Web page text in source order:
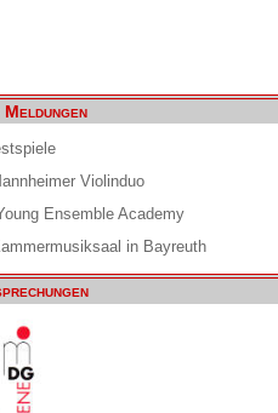
Violinduo
Ensemble Academy
in Bayreuth